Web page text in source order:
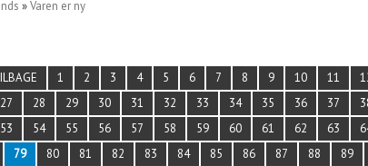
»Varen er ny
1 2 3 4 5 6 7 8 9 10 11
27 28 29 30 31 32 33 34 35 36 37
53 54 55 56 57 58 59 60 61 62 63
79 80 81 82 83 84 85 86 87 88 89